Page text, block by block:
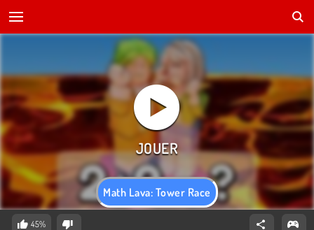
Math Lava: Tower Race
45%